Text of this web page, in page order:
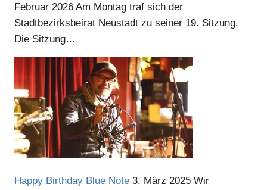
Anzeige
Februar 2026 Am Montag traf sich der
Stadtbezirksbeirat Neustadt zu seiner 19. Sitzung.
Die Sitzung…
Happy Birthday Blue Note 3. März 2025 Wir